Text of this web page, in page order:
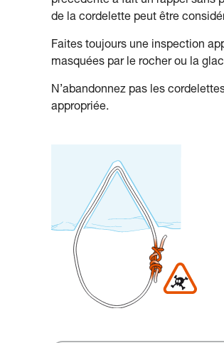
de la cordelette peut être
Faites toujours une inspection
masquées par le rocher ou la
N’abandonnez pas les
appropriée.